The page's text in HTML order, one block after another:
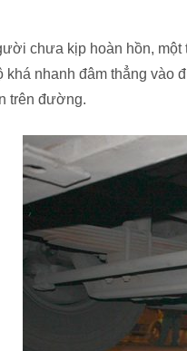
chưa kịp hoàn hồn,
khá nhanh đâm thẳng vào
trên đường.